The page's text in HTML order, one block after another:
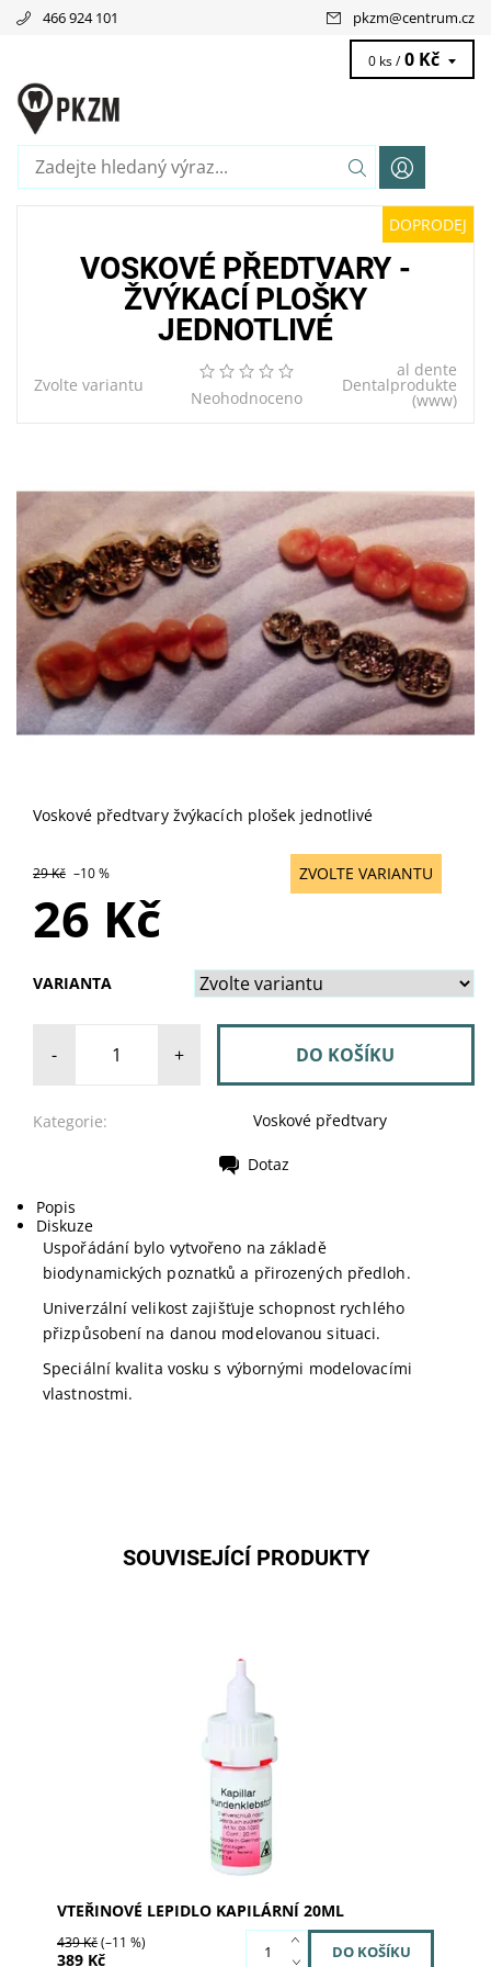
466 924 101 pkzm@centrum.cz
0 ks / 0 Kč
DOPRODEJ
VOSKOVÉ PŘEDTVARY -
ŽVÝKACÍ PLOŠKY
JEDNOTLIVÉ
Zvolte variantu
Neohodnoceno
al dente
Dentalprodukte
(www)
Voskové předtvary žvýkacích plošek jednotlivé
29 Kč –10 % ZVOLTE VARIANTU
26 Kč
VARIANTA
- +
Kategorie: Voskové předtvary
Dotaz
Popis
Diskuze
Uspořádání bylo vytvořeno na základě
biodynamických poznatků a přirozených předloh.
Univerzální velikost zajišťuje schopnost rychlého
přizpůsobení na danou modelovanou situaci.
Speciální kvalita vosku s výbornými modelovacími
vlastnostmi.
SOUVISEJÍCÍ PRODUKTY
Skladem u dodavatele
03-1020
al dente Dentalprodukte
VTEŘINOVÉ LEPIDLO KAPILÁRNÍ 20ML
439 Kč(–11 %)
389 Kč